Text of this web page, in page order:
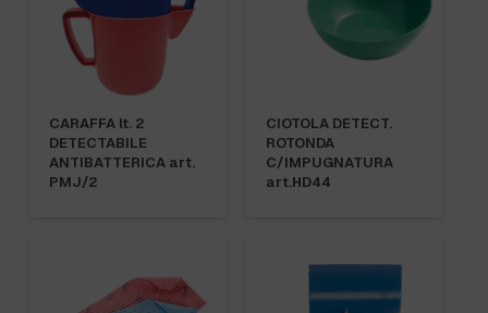
CARAFFA lt. 2
DETECTABILE
ANTIBATTERICA art.
PMJ/2
CIOTOLA DETECT.
ROTONDA
C/IMPUGNATURA
art.HD44